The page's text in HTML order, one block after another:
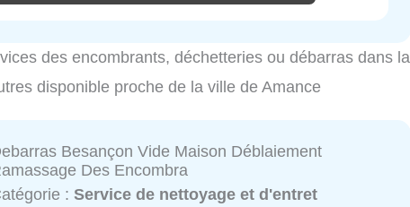
des encombrants, déchetteries ou débarras dans la
disponible proche de la ville de Amance
Besançon Vide Maison Déblaiement
Des Encombra
:Service de nettoyage et d'entret